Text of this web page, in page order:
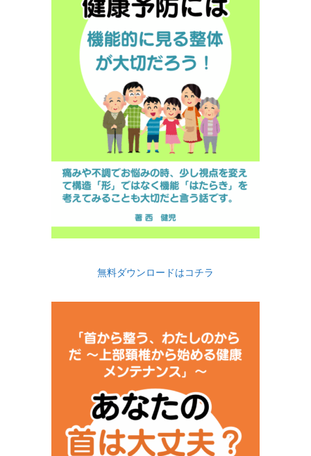
無料ダウンロードはコチラ